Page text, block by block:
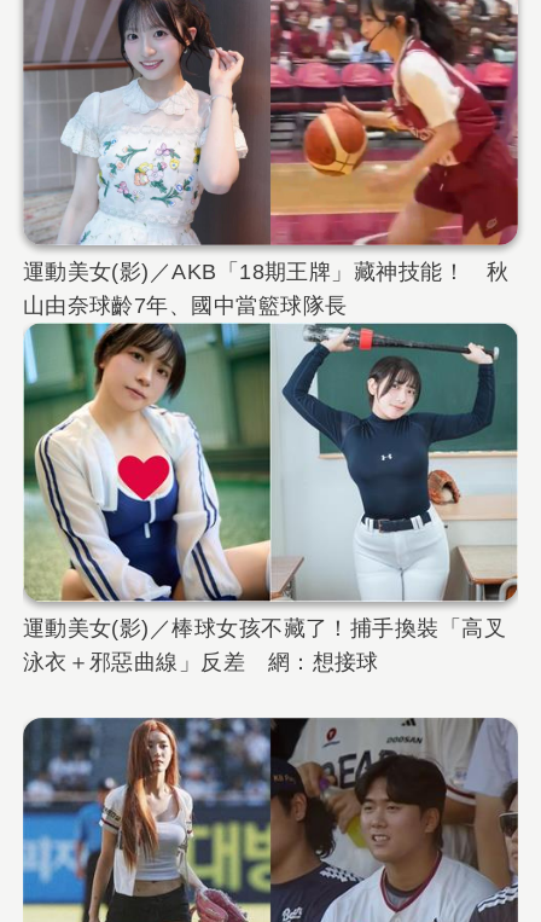
運動美女(影)／AKB「18期王牌」藏神技能！ 秋
山由奈球齡7年、國中當籃球隊長
運動美女(影)／棒球女孩不藏了！捕手換裝「高叉
泳衣＋邪惡曲線」反差 網：想接球